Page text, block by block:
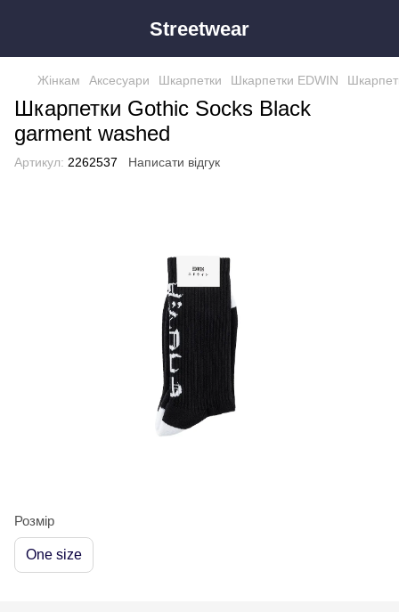
Streetwear
Жінкам Аксесуари Шкарпетки Шкарпетки EDWIN
Шкарпетки Gothic Socks Black
garment washed
Артикул: 2262537 Написати відгук
Розмір
One size